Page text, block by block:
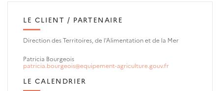
LE CLIENT / PARTENAIRE
Direction des Territoires, de l'Alimentation et de la Mer
Patricia Bourgeois
patricia.bourgeois@equipement-agriculture.gouv.fr
LE CALENDRIER